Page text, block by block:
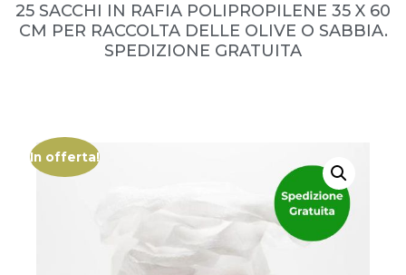
25 SACCHI IN RAFIA POLIPROPILENE 35 X 60
CM PER RACCOLTA DELLE OLIVE O SABBIA.
SPEDIZIONE GRATUITA
In offerta!